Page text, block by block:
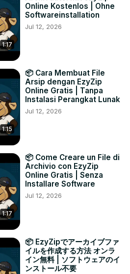
1:17
Online Kostenlos | Ohne
Softwareinstallation
Jul 12, 2026
1:15
📦 Cara Membuat File
Arsip dengan EzyZip
Online Gratis | Tanpa
Instalasi Perangkat Lunak
Jul 12, 2026
1:17
📦 Come Creare un File di
Archivio con EzyZip
Online Gratis | Senza
Installare Software
Jul 12, 2026
📦 EzyZipでアーカイブファ
イルを作成する方法 オンラ
イン無料 | ソフトウェアのイ
ンストール不要